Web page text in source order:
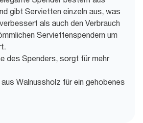
gibt Servietten einzeln aus, was
als auch den Verbrauch
Serviettenspendern um
des Spenders, sorgt für mehr
Walnussholz für ein gehobenes